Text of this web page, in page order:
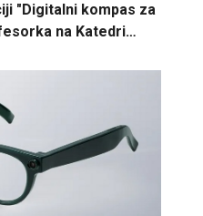
"Digitalni kompas za
na Katedri…